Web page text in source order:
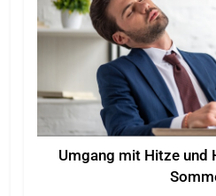
Umgang mit Hitze und